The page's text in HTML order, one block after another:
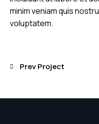
minim veniam quis
voluptatem.
Prev Project